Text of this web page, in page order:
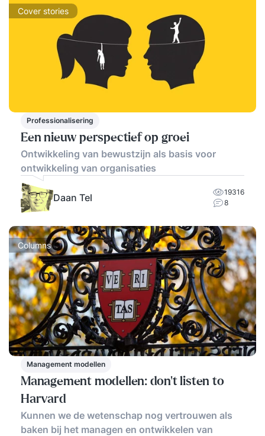
Cover stories
Professionalisering
Een nieuw perspectief op groei
Ontwikkeling van bewustzijn als basis voor
ontwikkeling van organisaties
Daan Tel
19316
8
Columns
Management modellen
Management modellen: don't listen to
Harvard
Kunnen we de wetenschap nog vertrouwen als
baken bij het managen en ontwikkelen van